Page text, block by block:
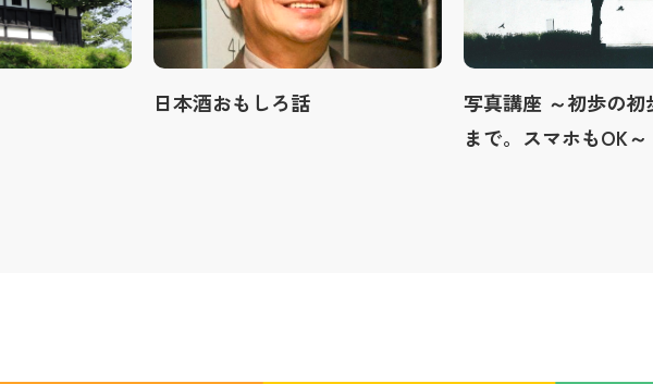
日本酒おもしろ話
写真講座 ～初歩の初
まで。スマホもOK～